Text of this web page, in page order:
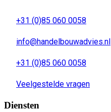
+31 (0)85 060 0058
info@handelbouwadvies.nl
+31 (0)85 060 0058
Veelgestelde vragen
Diensten